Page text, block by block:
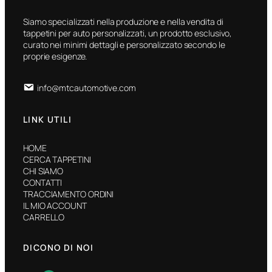
Siamo specializzati nella produzione e nella vendita di
tappetini per auto personalizzati, un prodotto esclusivo,
curato nei minimi dettagli e personalizzato secondo le
proprie esigenze.
info@mtcautomotive.com
LINK UTILI
HOME
CERCA TAPPETINI
CHI SIAMO
CONTATTI
TRACCIAMENTO ORDINI
IL MIO ACCOUNT
CARRELLO
DICONO DI NOI